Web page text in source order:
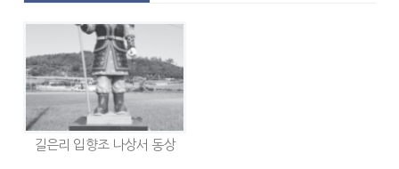
길은리 입향조 나상서 동상